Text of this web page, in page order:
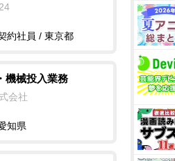
約社員 / 東京都
機械投入業務
会社
知県